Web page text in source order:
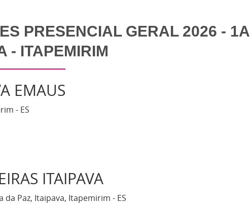
PRESENCIAL GERAL 2026 - 1A
- ITAPEMIRIM
EMAUS
- ES
ITAIPAVA
da Paz, Itaipava, Itapemirim - ES